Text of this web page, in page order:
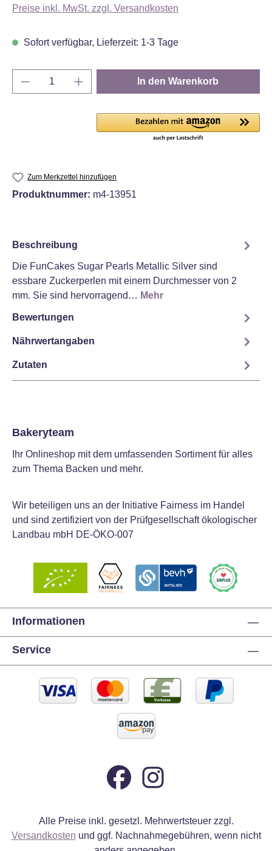
Preise inkl. MwSt. zzgl. Versandkosten
Sofort verfügbar, Lieferzeit: 1-3 Tage
Produkt Anzahl: Gib den gewünschten
In den Warenkorb
Zum Merkzettel hinzufügen
Produktnummer: m4-13951
Beschreibung
Die FunCakes Sugar Pearls Metallic Silver sind
essbare Zuckerperlen mit einem Durchmesser von 2
mm. Sie sind hervorragend… Mehr
Bewertungen
Nährwertangaben
Zutaten
Bakeryteam
Ihr Onlineshop mit dem umfassenden Sortiment für alles
zum Thema Backen und mehr.
Wir beteiligen uns an der Initiative Fairness im Handel
und sind zertifiziert von der Prüfgesellschaft ökologischer
Landbau mbH DE-ÖKO-007
Informationen
Service
Alle Preise inkl. gesetzl. Mehrwertsteuer zzgl.
Versandkosten und ggf. Nachnahmegebühren, wenn nicht